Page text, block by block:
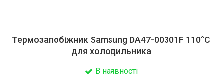
Термозапобіжник Samsung DA47-00301F 110°C
для холодильника
В наявності